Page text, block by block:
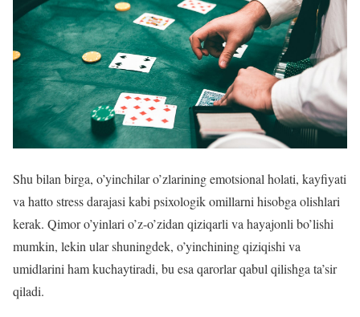
Shu bilan birga, o’yinchilar o’zlarining emotsional holati, kayfiyati
va hatto stress darajasi kabi psixologik omillarni hisobga olishlari
kerak. Qimor o’yinlari o’z-o’zidan qiziqarli va hayajonli bo’lishi
mumkin, lekin ular shuningdek, o’yinchining qiziqishi va
umidlarini ham kuchaytiradi, bu esa qarorlar qabul qilishga ta’sir
qiladi.